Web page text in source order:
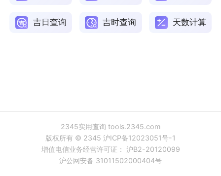
吉日查询 吉时查询 天数计算
2345实用查询 tools.2345.com
版权所有 © 2345 沪ICP备12023051号-1
增值电信业务经营许可证： 沪B2-20120099
沪公网安备 31011502000404号